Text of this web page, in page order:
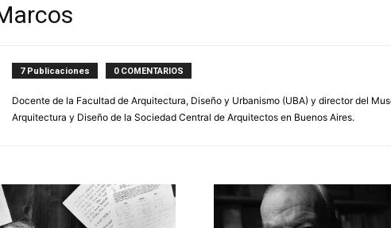
7 Publicaciones 0 COMENTARIOS
Docente de la Facultad de Arquitectura, Diseño y Urbanis­mo (UBA) y director del
Arquitectura y Diseño de la Socie­dad Central de Arquitectos en Buenos Aires.